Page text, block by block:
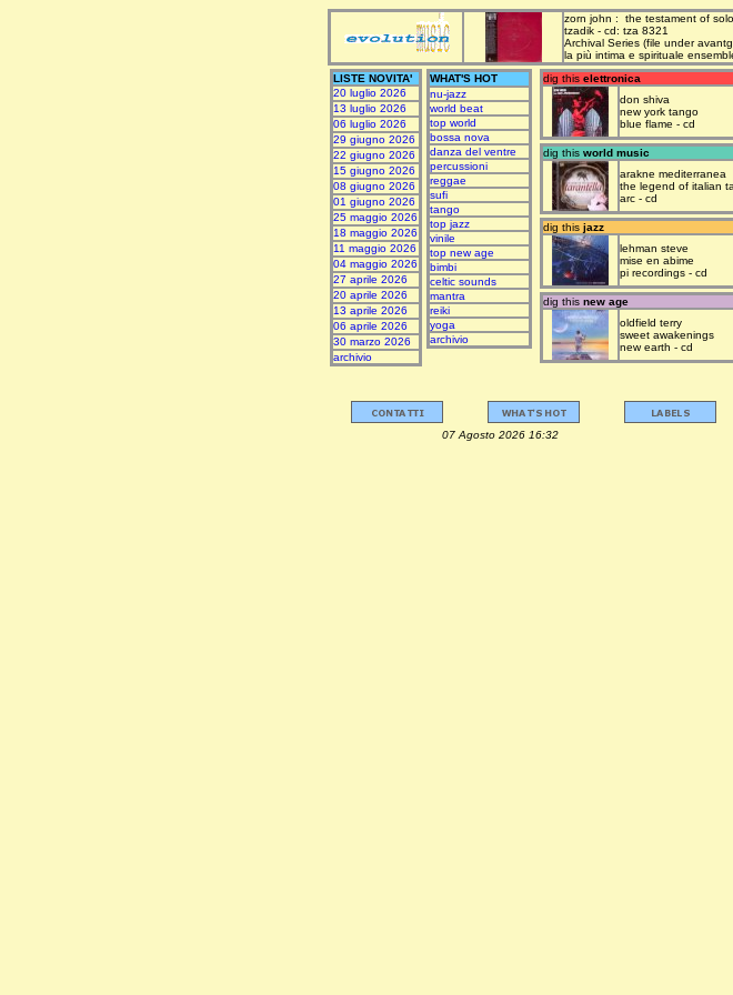
zorn john : the testament of
tzadik - cd: tza 8321
Archival Series (file under
la più intima e spirituale
LISTE NOVITA'
20 luglio 2026
13 luglio 2026
06 luglio 2026
29 giugno 2026
22 giugno 2026
15 giugno 2026
08 giugno 2026
01 giugno 2026
25 maggio 2026
18 maggio 2026
11 maggio 2026
04 maggio 2026
27 aprile 2026
20 aprile 2026
13 aprile 2026
06 aprile 2026
30 marzo 2026
archivio
WHAT'S HOT
nu-jazz
world beat
top world
bossa nova
danza del ventre
percussioni
reggae
sufi
tango
top jazz
vinile
top new age
bimbi
celtic sounds
mantra
reiki
yoga
archivio
dig this elettronica
don shiva
new york tango
blue flame - cd
dig this world music
arakne mediterranea
the legend of italian
arc - cd
dig this jazz
lehman steve
mise en abime
pi recordings - cd
dig this new age
oldfield terry
sweet awakenings
new earth - cd
07 Agosto 2026 16:32